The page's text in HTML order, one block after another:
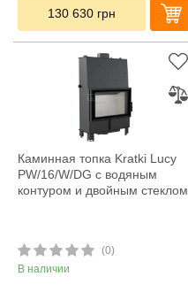
130 630 грн
Каминная топка Kratki Lucy
PW/16/W/DG с водяным
контуром и двойным стеклом
(0)
В наличии